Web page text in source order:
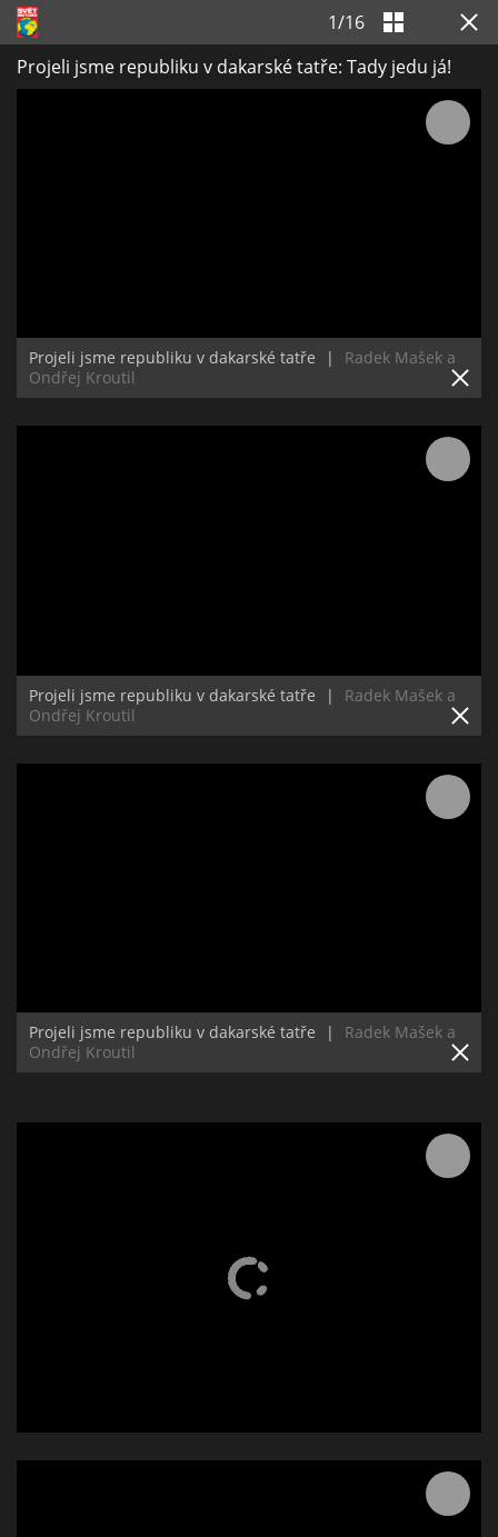
1/16
Projeli jsme republiku v dakarské tatře: Tady jedu já!
Projeli jsme republiku v dakarské tatře |
Radek Mašek a
Ondřej Kroutil
Projeli jsme republiku v dakarské tatře |
Radek Mašek a
Ondřej Kroutil
Projeli jsme republiku v dakarské tatře |
Radek Mašek a
Ondřej Kroutil